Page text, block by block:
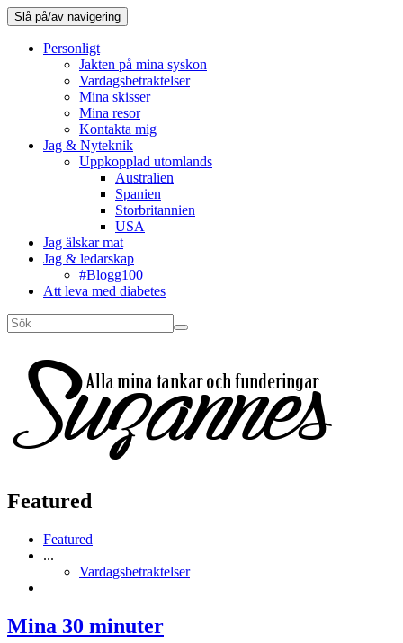
Slå på/av navigering
Personligt
Jakten på mina syskon
Vardagsbetraktelser
Mina skisser
Mina resor
Kontakta mig
Jag & Nyteknik
Uppkopplad utomlands
Australien
Spanien
Storbritannien
USA
Jag älskar mat
Jag & ledarskap
#Blogg100
Att leva med diabetes
Featured
Featured
...
Vardagsbetraktelser
Mina 30 minuter